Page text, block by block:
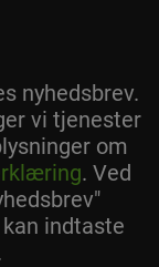
nyhedsbrev.
vi tjenester
om
. Ved
indtaste